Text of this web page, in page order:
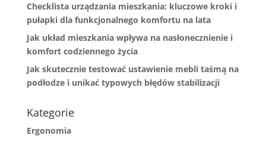
Checklista urządzania mieszkania: kluczowe kroki i
pułapki dla funkcjonalnego komfortu na lata
Jak układ mieszkania wpływa na nasłonecznienie i
komfort codziennego życia
Jak skutecznie testować ustawienie mebli taśmą na
podłodze i unikać typowych błędów stabilizacji
Kategorie
Ergonomia